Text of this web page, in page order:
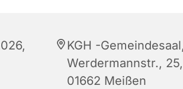
KGH -
Werdermannstr., 25,
01662 Meißen